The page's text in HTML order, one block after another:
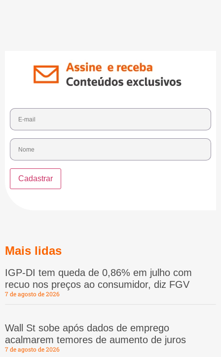
Mais lidas
IGP-DI tem queda de 0,86% em julho com
recuo nos preços ao consumidor, diz FGV
7 de agosto de 2026
Wall St sobe após dados de emprego
acalmarem temores de aumento de juros
7 de agosto de 2026